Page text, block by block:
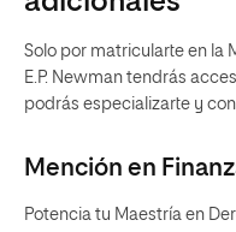
Solo por matricularte en la
E.P. Newman tendrás
podrás especializarte y
Mención en
Potencia tu Maestría en